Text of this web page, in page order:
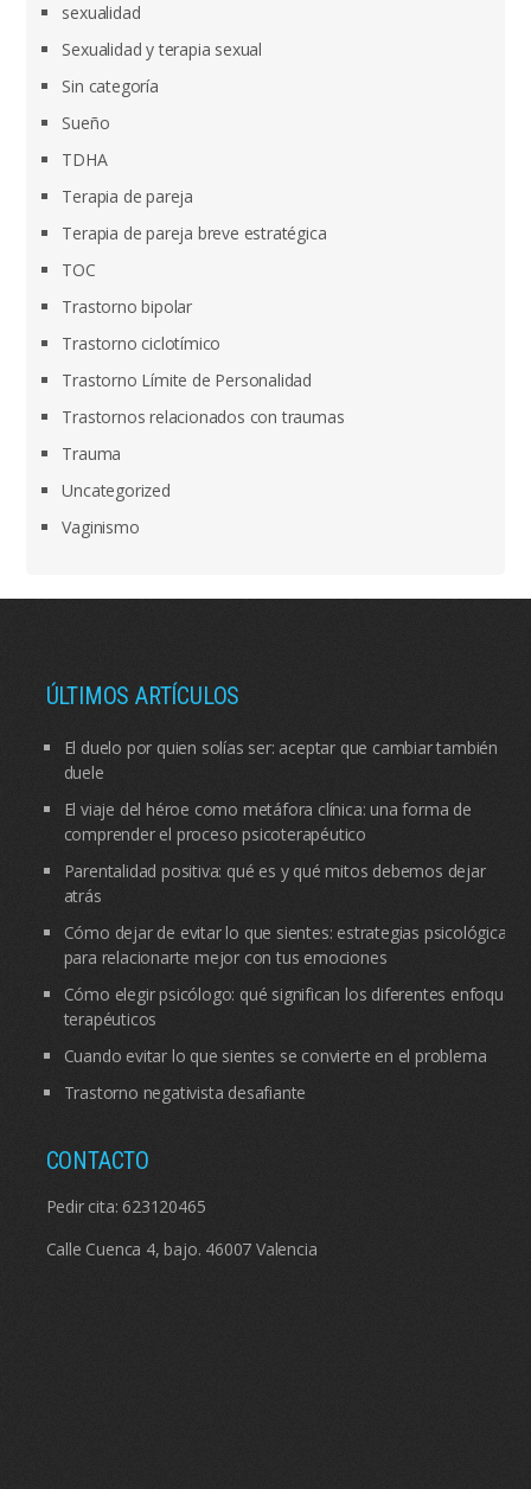
sexualidad
Sexualidad y terapia sexual
Sin categoría
Sueño
TDHA
Terapia de pareja
Terapia de pareja breve estratégica
TOC
Trastorno bipolar
Trastorno ciclotímico
Trastorno Límite de Personalidad
Trastornos relacionados con traumas
Trauma
Uncategorized
Vaginismo
ÚLTIMOS ARTÍCULOS
El duelo por quien solías ser: aceptar que cambiar también
duele
El viaje del héroe como metáfora clínica: una forma de
comprender el proceso psicoterapéutico
Parentalidad positiva: qué es y qué mitos debemos dejar
atrás
Cómo dejar de evitar lo que sientes: estrategias psicológicas
para relacionarte mejor con tus emociones
Cómo elegir psicólogo: qué significan los diferentes enfoques
terapéuticos
Cuando evitar lo que sientes se convierte en el problema
Trastorno negativista desafiante
CONTACTO
Pedir cita: 623120465
Calle Cuenca 4, bajo. 46007 Valencia